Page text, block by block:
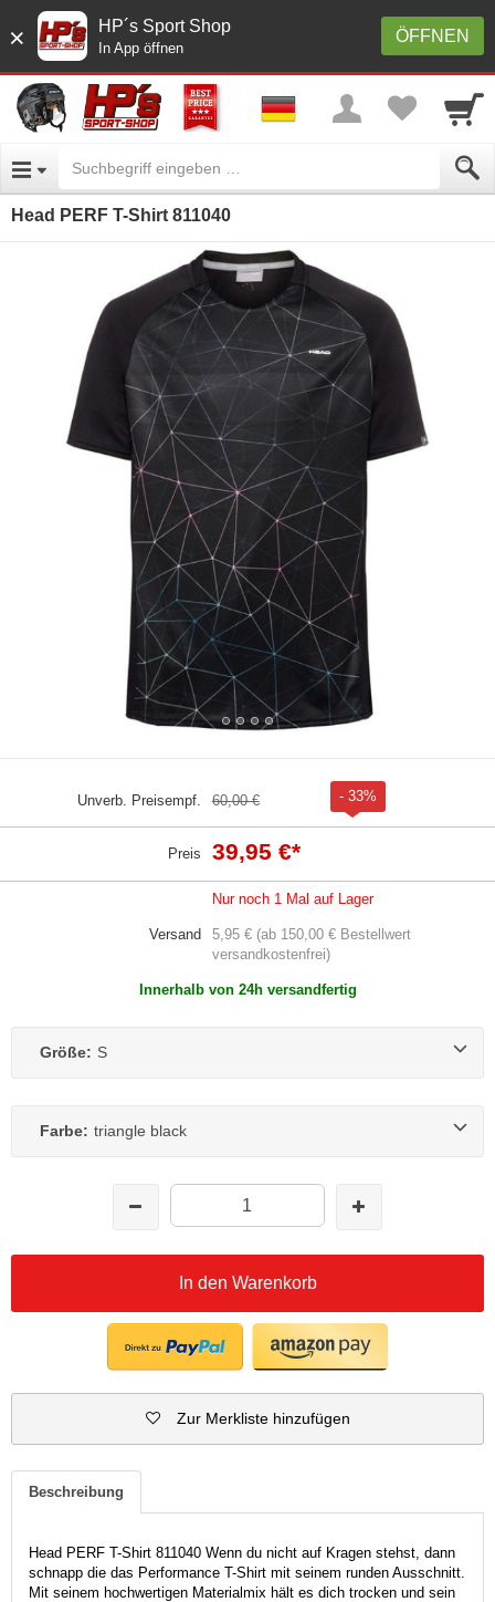
× ÖFFNEN
HP´s Sport Shop
In App öffnen
Head PERF T-Shirt 811040
Unverb. Preisempf. 60,00 € - 33%
Preis 39,95 €*
Nur noch 1 Mal auf Lager
Versand
5,95 € (ab 150,00 € Bestellwert
versandkostenfrei)
Innerhalb von 24h versandfertig
Größe: S
Farbe: triangle black
In den Warenkorb
Zur Merkliste hinzufügen
Beschreibung
Head PERF T-Shirt 811040 Wenn du nicht auf Kragen stehst, dann
schnapp die das Performance T-Shirt mit seinem runden Ausschnitt.
Mit seinem hochwertigen Materialmix hält es dich trocken und sein